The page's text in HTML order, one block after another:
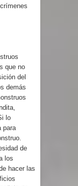
que no
del
demás
lo
para
de
los
hacer las